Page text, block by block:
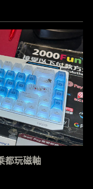
都玩磁軸